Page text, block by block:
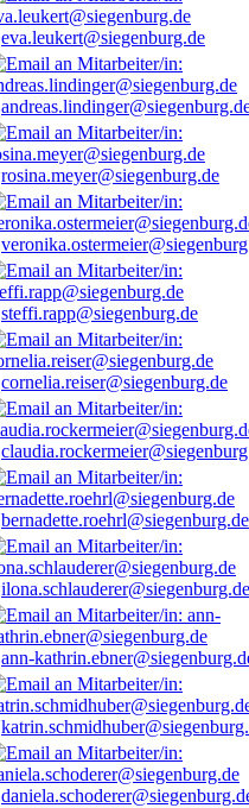
eva.leukert@siegenburg.de
rosina.meyer@siegenburg.de
steffi.rapp@siegenburg.de
cornelia.reiser@siegenburg.de
bernadette.roehrl@siegenburg.de
ilona.schlauderer@siegenburg.de
ann-